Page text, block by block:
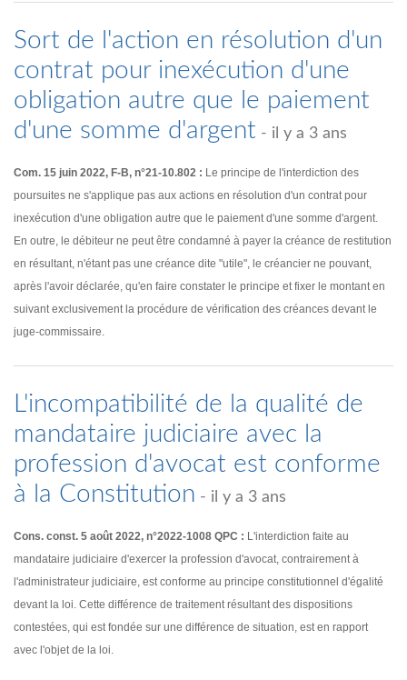
Sort de l'action en résolution d'un
contrat pour inexécution d'une
obligation autre que le paiement
d'une somme d'argent - il y a 3 ans
Com. 15 juin 2022, F-B, n°21-10.802 : Le principe de l'interdiction des
poursuites ne s'applique pas aux actions en résolution d'un contrat pour
inexécution d'une obligation autre que le paiement d'une somme d'argent.
En outre, le débiteur ne peut être condamné à payer la créance de restitution
en résultant, n'étant pas une créance dite "utile", le créancier ne pouvant,
après l'avoir déclarée, qu'en faire constater le principe et fixer le montant en
suivant exclusivement la procédure de vérification des créances devant le
juge-commissaire.
L'incompatibilité de la qualité de
mandataire judiciaire avec la
profession d'avocat est conforme
à la Constitution - il y a 3 ans
Cons. const. 5 août 2022, n°2022-1008 QPC : L'interdiction faite au
mandataire judiciaire d'exercer la profession d'avocat, contrairement à
l'administrateur judiciaire, est conforme au principe constitutionnel d'égalité
devant la loi. Cette différence de traitement résultant des dispositions
contestées, qui est fondée sur une différence de situation, est en rapport
avec l'objet de la loi.